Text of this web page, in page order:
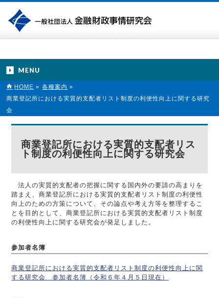
MENU
HOME » 各種案内 »
商業登記所における実質的支配者リスト制度の利便性向上に関する研究
会
商業登記所における実質的支配者リス
ト制度の利便性向上に関する研究会
法人の実質的支配者の把握に関する国内外の要請の高まりを
踏まえ、商業登記所における実質的支配者リスト制度の利便性
向上のための方策について、その論点や考え方等を整理するこ
とを目的として、商業登記所における実質的支配者リスト制度
の利便性向上に関する研究会が発足しました。
参加者名簿
商業登記所における実質的支配者リスト制度の利便性向上に関
する研究会 参加者名簿（令和６年４月５日現在）